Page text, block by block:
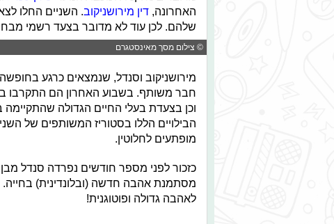
האחרונה, דין מירושניקוב. השניים החלו
שלהם. לכן עוד לא מדובר בצעד רשמי
© צילום מסך מאינסטגרם
מירושניקוב וסנדל, שנמצאים כרגע
חבר משותף. בשבוע האחרון הם התקרבו
וכן בצעדת בעלי החיים הגדולה
הבילויים הללו בסטוריז המשותפים של
מופתעים לחלוטין.
כזכור לפני מספר חודשים נפרדה סנדל מבן
מסתמנת אהבה חדשה (ובלונדינית) בחייה.
לאהבה גדולה ופוטוגנית!